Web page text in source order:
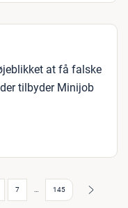
at få falske
tilbyder Minijob
7 145